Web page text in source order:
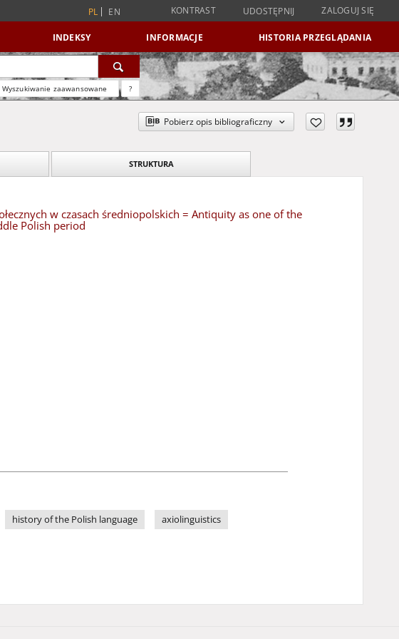
PL EN KONTRAST UDOSTĘPNIJ ZALOGUJ SIĘ
INDEKSY INFORMACJE HISTORIA PRZEGLĄDANIA
Wyszukiwanie zaawansowane ?
Pobierz opis bibliograficzny
STRUKTURA
w czasach średniopolskich = Antiquity as one of the
Polish period
history of the Polish language
axiolinguistics